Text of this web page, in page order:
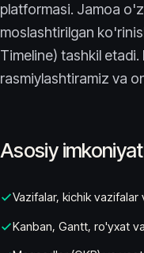
platformasi. Jamoa
moslashtirilgan
Timeline) tashkil
rasmiylashtiramiz va
Asosiy
Vazifalar, kichik
Kanban, Gantt, ro'yxat